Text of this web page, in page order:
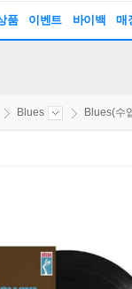
품 이벤트 바이백 매
Blues Blues(수